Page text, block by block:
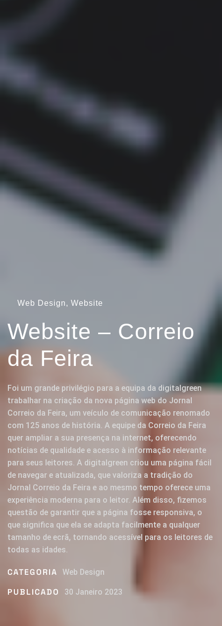
Web Design, Website
Website – Correio
da Feira
Foi um grande privilégio para a equipa da digitalgreen
trabalhar na criação da nova página web do Jornal
Correio da Feira, um veículo de comunicação renomado
com 125 anos de história. A equipe da Correio da Feira
quer ampliar a sua presença na internet, oferecendo
notícias de qualidade e acesso à informação relevante
para seus leitores. A digitalgreen criou uma página fácil
de navegar e atualizada, que valoriza a tradição do
Jornal Correio da Feira e ao mesmo tempo oferece uma
experiência moderna para o leitor. Além disso, fizemos
questão de garantir que a página fosse responsiva, o
que significa que ela se adapta facilmente a qualquer
tamanho de ecrã, tornando acessível para os leitores de
todas as idades.
CATEGORIA Web Design
PUBLICADO 30 Janeiro 2023